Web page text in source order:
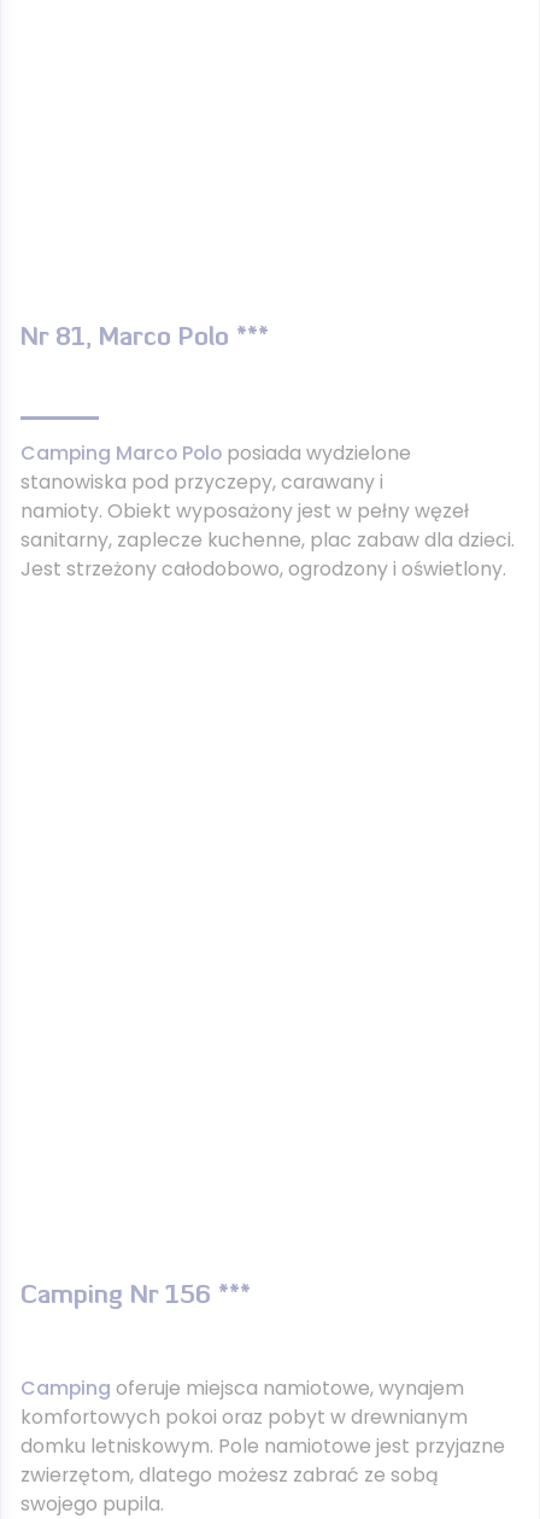
Nr 81, Marco Polo ***
Camping Marco Polo posiada wydzielone
stanowiska pod przyczepy, carawany i
namioty. Obiekt wyposażony jest w pełny węzeł
sanitarny, zaplecze kuchenne, plac zabaw dla dzieci.
Jest strzeżony całodobowo, ogrodzony i oświetlony.
Camping Nr 156 ***
Camping oferuje miejsca namiotowe, wynajem
komfortowych pokoi oraz pobyt w drewnianym
domku letniskowym. Pole namiotowe jest przyjazne
zwierzętom, dlatego możesz zabrać ze sobą
swojego pupila.